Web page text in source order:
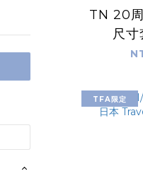
TN 20
尺
TFA限定